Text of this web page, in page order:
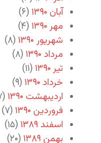
آبان ۱۳۹۰
(۶)
مهر ۱۳۹۰
(۴)
شهریور ۱۳۹۰
(۸)
مرداد ۱۳۹۰
(۸)
تیر ۱۳۹۰
(۱۱)
خرداد ۱۳۹۰
(۹)
اردیبهشت ۱۳۹۰
(۷)
فروردین ۱۳۹۰
(۷)
اسفند ۱۳۸۹
(۱۵)
بهمن ۱۳۸۹
(۲۰)